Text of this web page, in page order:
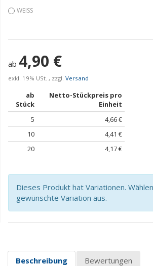
WEISS
ab 4,90 €
exkl. 19% USt. , zzgl. Versand
ab
Stück
Netto-Stückpreis pro
Einheit
5
4,66 €
10
4,41 €
20
4,17 €
Dieses Produkt hat Variationen.
gewünschte Variation aus.
Beschreibung Bewertungen